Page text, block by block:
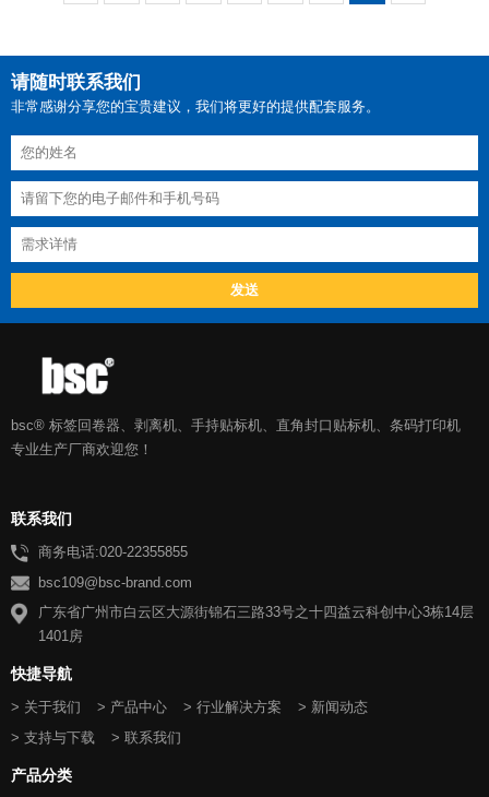
请随时联系我们
非常感谢分享您的宝贵建议，我们将更好的提供配套服务。
bsc® 标签回卷器、剥离机、手持贴标机、直角封口贴标机、条码打印机
专业生产厂商欢迎您！
联系我们
商务电话:020-22355855
bsc109@bsc-brand.com
广东省广州市白云区大源街锦石三路33号之十四益云科创中心3栋14层
1401房
快捷导航
> 关于我们 > 产品中心 > 行业解决方案
> 新闻动态
> 支持与下载
> 联系我们
产品分类